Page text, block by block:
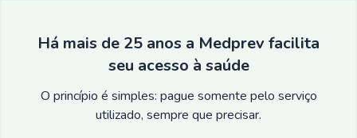
Há mais de 25 anos a Medprev facilita
seu acesso à saúde
O princípio é simples: pague somente pelo serviço
utilizado, sempre que precisar.